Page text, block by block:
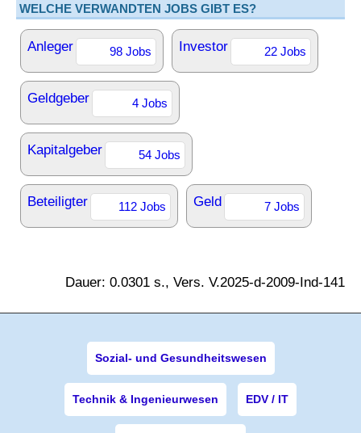
WELCHE VERWANDTEN JOBS GIBT ES?
Anleger 98 Jobs Investor 22 Jobs
Geldgeber 4 Jobs
Kapitalgeber 54 Jobs
Beteiligter 112 Jobs Geld 7 Jobs
Dauer: 0.0301 s., Vers. V.2025-d-2009-Ind-141
Sozial- und Gesundheitswesen
Technik & Ingenieurwesen EDV / IT